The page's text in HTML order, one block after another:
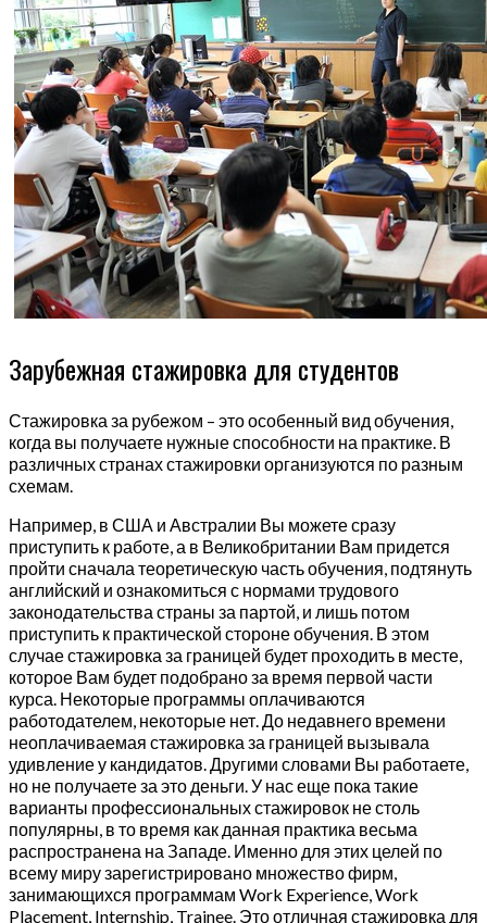
Зарубежная стажировка для студентов
Стажировка за рубежом – это особенный вид обучения,
когда вы получаете нужные способности на практике. В
различных странах стажировки организуются по разным
схемам.
Например, в США и Австралии Вы можете сразу
приступить к работе, а в Великобритании Вам придется
пройти сначала теоретическую часть обучения, подтянуть
английский и ознакомиться с нормами трудового
законодательства страны за партой, и лишь потом
приступить к практической стороне обучения. В этом
случае стажировка за границей будет проходить в месте,
которое Вам будет подобрано за время первой части
курса. Некоторые программы оплачиваются
работодателем, некоторые нет. До недавнего времени
неоплачиваемая стажировка за границей вызывала
удивление у кандидатов. Другими словами Вы работаете,
но не получаете за это деньги. У нас еще пока такие
варианты профессиональных стажировок не столь
популярны, в то время как данная практика весьма
распространена на Западе. Именно для этих целей по
всему миру зарегистрировано множество фирм,
занимающихся программам Work Experience, Work
Placement, Internship, Trainee. Это отличная стажировка для